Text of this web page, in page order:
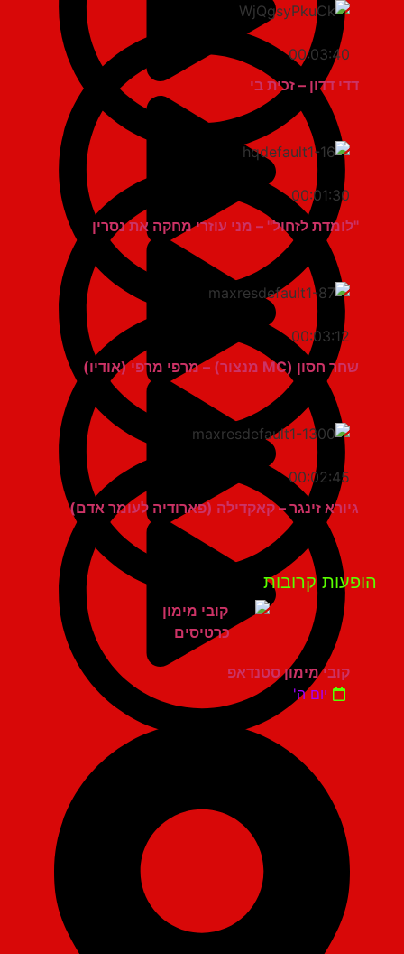
00:03:40
דדי דדון – זכית בי
00:01:30
"לומדת לזחול" – מני עוזרי מחקה את נסרין
00:03:12
שחר חסון (MC מנצור) – מרפי מרפי (אודיו)
00:02:45
גיורא זינגר – קאקדילה (פארודיה לעומר אדם)
קרובות
קובי מימון סטנדאפ
יום ה'